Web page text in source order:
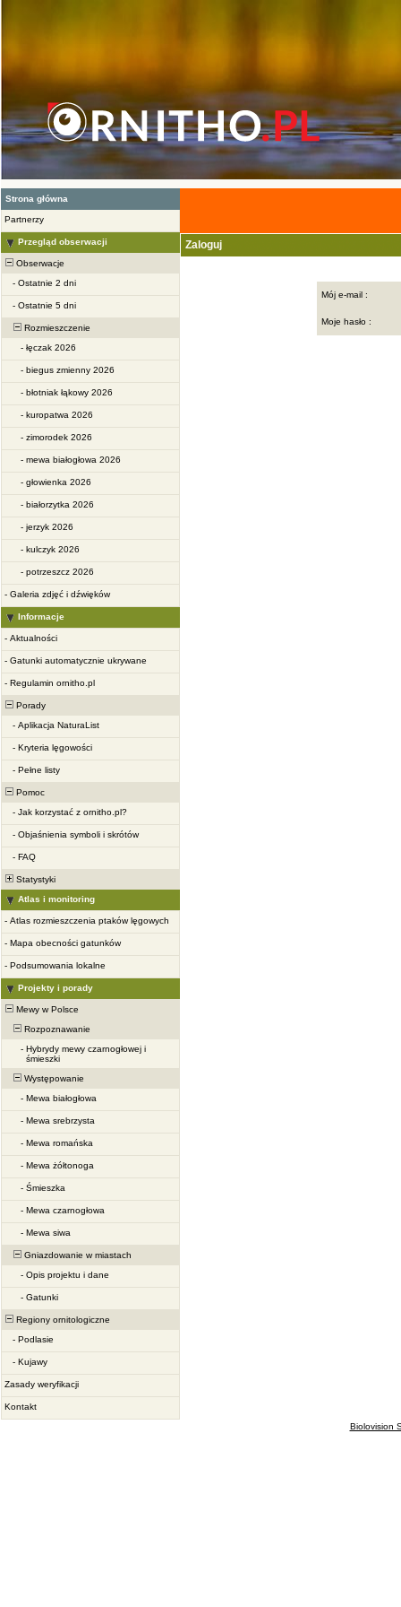
Strona główna
Partnerzy
Przegląd obserwacji
Obserwacje
- Ostatnie 2 dni
- Ostatnie 5 dni
Rozmieszczenie
- łęczak 2026
- biegus zmienny 2026
- błotniak łąkowy 2026
- kuropatwa 2026
- zimorodek 2026
- mewa białogłowa 2026
- głowienka 2026
- białorzytka 2026
- jerzyk 2026
- kulczyk 2026
- potrzeszcz 2026
- Galeria zdjęć i dźwięków
Informacje
- Aktualności
- Gatunki automatycznie ukrywane
- Regulamin ornitho.pl
Porady
- Aplikacja NaturaList
- Kryteria lęgowości
- Pełne listy
Pomoc
- Jak korzystać z ornitho.pl?
- Objaśnienia symboli i skrótów
- FAQ
Statystyki
Atlas i monitoring
- Atlas rozmieszczenia ptaków lęgowych
- Mapa obecności gatunków
- Podsumowania lokalne
Projekty i porady
Mewy w Polsce
Rozpoznawanie
- Hybrydy mewy czarnogłowej i
śmieszki
Występowanie
- Mewa białogłowa
- Mewa srebrzysta
- Mewa romańska
- Mewa żółtonoga
- Śmieszka
- Mewa czarnogłowa
- Mewa siwa
Gniazdowanie w miastach
- Opis projektu i dane
- Gatunki
Regiony ornitologiczne
- Podlasie
- Kujawy
Zasady weryfikacji
Kontakt
Zaloguj
Mój e-mail :
Moje hasło :
Biolovision